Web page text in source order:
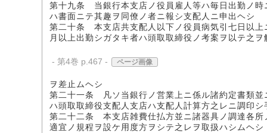
第十九条 当銀行本支店ノ役員雇人等ハ毎日出勤ノ時
ハ書面ニテ其趣ヲ同僚ノ者ニ報シ支配人ニ申出ヘシ
第二十条 本支店共支配人以下ノ役員病気引七日以上
月以上出勤シガタキ者ハ頭取取締役ノ考案ヲ以テ之
- 第4巻 p.467 - ページ画像
ヲ差止ムヘシ
第二十一条 凡ソ当銀行ノ営業上ニ係ル諸約定書類並
ハ頭取取締役支配人支店ハ支配人計算方之レニ調印
第二十二条 本支店雑費仕払方並ニ諸器具ノ調達各所
適宜ノ規程ヲ設ケ用度方ヲシテ之レヲ取扱ハシムヘシ